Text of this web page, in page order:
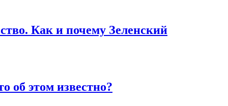
Как и почему Зеленский
об этом известно?